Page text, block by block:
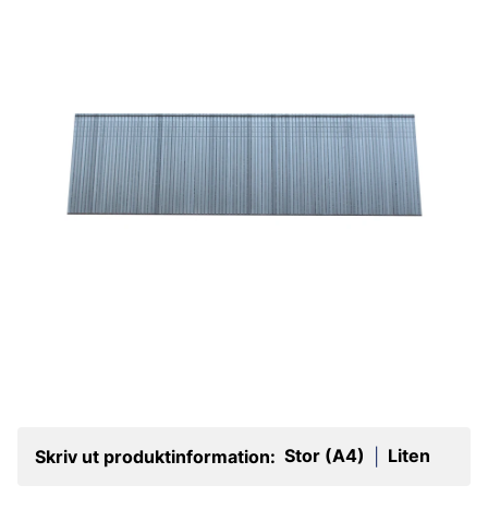
Skriv ut produktinformation: Stor (A4) Liten